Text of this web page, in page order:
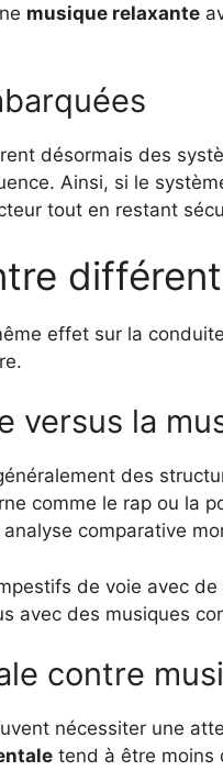
musique relaxante
désormais des
Ainsi, si le
tout en restant
effet sur la
versus la
des
comme le rap ou la
comparative
de voie avec de
avec des musiques
contre
nécessiter une
tend à être moins